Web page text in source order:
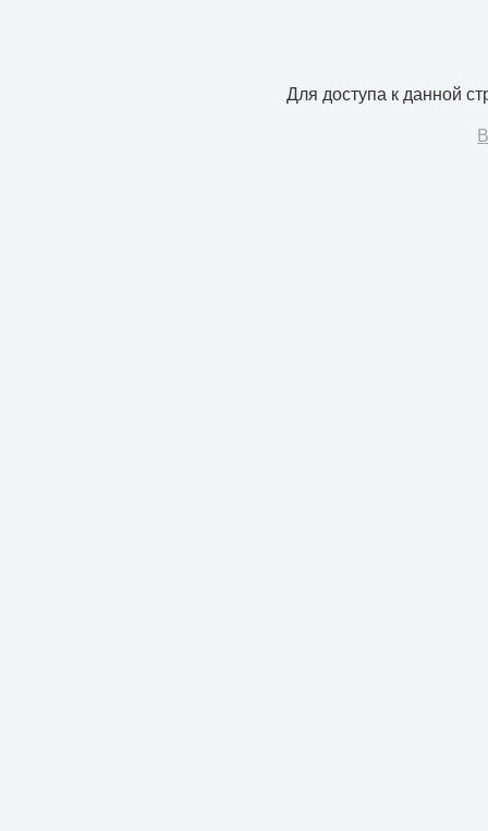
Для доступа к данной